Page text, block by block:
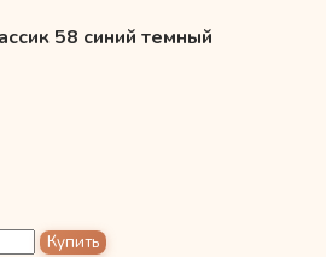
58 синий темный